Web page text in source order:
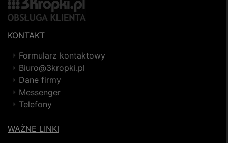
KONTAKT
Formularz kontaktowy
Biuro@3kropki.pl
Dane firmy
Messenger
Telefony
WAŻNE LINKI